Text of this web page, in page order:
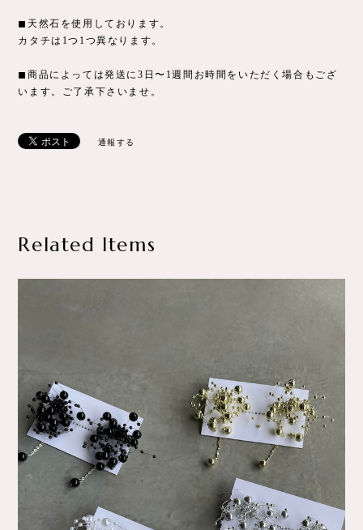
◼︎天然石を使用しております。
カタチは1つ1つ異なります。
◼︎商品によっては発送に3日〜1週間お時間をいただく場合もござ
います。ご了承下さいませ。
通報する
Related Items